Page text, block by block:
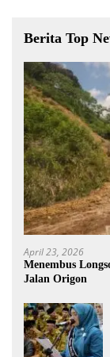
Berita Top
April 23, 2026
Menembus
Jalan Origon